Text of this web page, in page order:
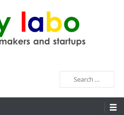
検
索